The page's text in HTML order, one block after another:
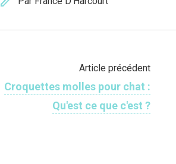
Article précédent
Croquettes molles pour chat :
Qu'est ce que c'est ?